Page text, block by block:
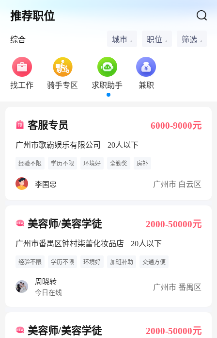
推荐职位
综合 城市 职位 筛选
找工作 骑手专区 求职助手 兼职
客服专员 6000-9000元
广州市歌霸娱乐有限公司 20人以下
经验不限 学历不限 环境好 全勤奖 房补
李国忠 广州市 白云区
美容师/美容学徒 2000-50000元
广州市番禺区钟村柒蕾化妆品店 20人以下
经验不限 学历不限 环境好 加班补助 交通方便
周晓转
今日在线
广州市 番禺区
美容师/美容学徒 2000-50000元